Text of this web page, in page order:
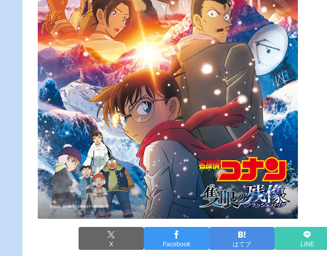
X Facebook はてブ LINE